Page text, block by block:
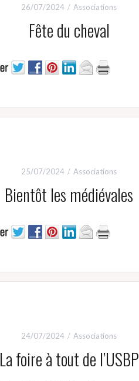
26/07/2024 Associations
Fête du cheval
25/07/2024 Associations
Bientôt les médiévales
24/07/2024 Associations
La foire à tout de l’USBP